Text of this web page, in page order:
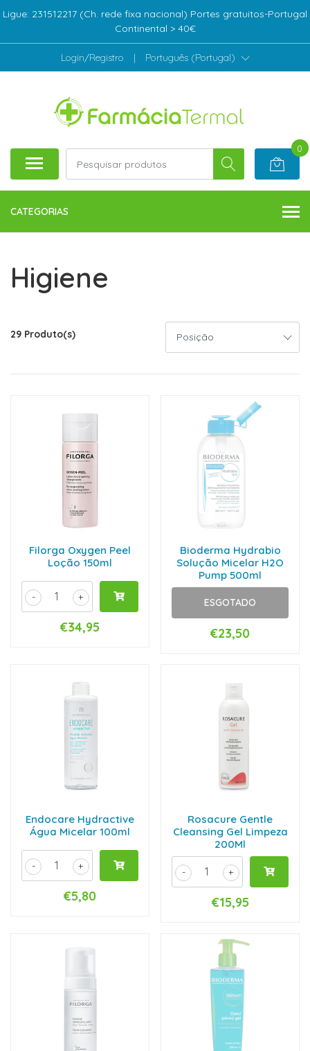
Ligue: 231512217 (Ch. rede fixa nacional) Portes gratuitos-Portugal
Continental > 40€
Login/Registro | Português (Portugal)
0
CATEGORIAS
Higiene
29 Produto(s)
Filorga Oxygen Peel
Loção 150ml
+
-
€34,95
Bioderma Hydrabio
Solução Micelar H2O
Pump 500ml
ESGOTADO
€23,50
Endocare Hydractive
Água Micelar 100ml
+
-
€5,80
Rosacure Gentle
Cleansing Gel Limpeza
200Ml
+
-
€15,95